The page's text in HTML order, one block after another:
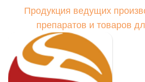
Продукция ведущих
препаратов и товаров